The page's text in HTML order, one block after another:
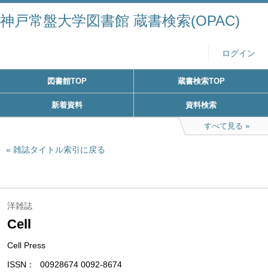
神戸常盤大学図書館 蔵書検索(OPAC)
ログイン
図書館TOP 蔵書検索TOP
新着資料 資料検索
すべて見る
雑誌タイトル索引に戻る
洋雑誌
Cell
Cell Press
ISSN
00928674 0092-8674